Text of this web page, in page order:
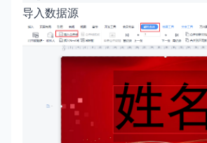
导入数据源